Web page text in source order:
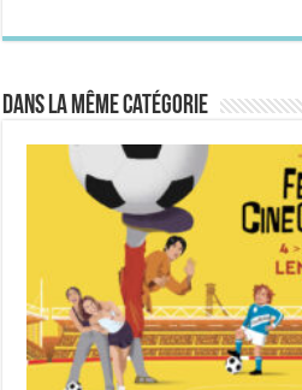
Dans la même catégorie